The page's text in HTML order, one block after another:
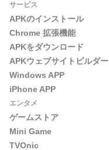
サービス
APKのインストール
Chrome 拡張機能
APKをダウンロード
APKウェブサイトビルダー
Windows APP
iPhone APP
エンタメ
ゲームストア
Mini Game
TVOnic